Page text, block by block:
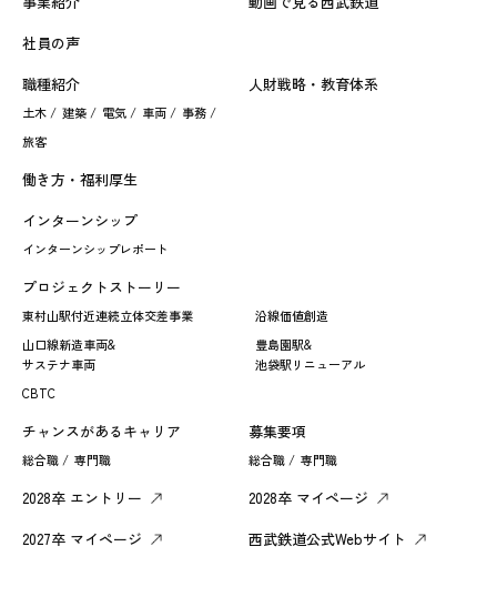
社員の声
職種紹介
土木 / 建築 / 電気 / 車両 / 事務 /
旅客
人財戦略・教育体系
働き方・福利厚生
インターンシップ
インターンシップレポート
プロジェクトストーリー
東村山駅付近連続立体交差事業
沿線価値創造
山口線新造車両&
サステナ車両
豊島園駅&
池袋駅リニューアル
CBTC
チャンスがあるキャリア
総合職 / 専門職
募集要項
総合職 / 専門職
2028卒 エントリー
2028卒 マイページ
2027卒 マイページ
西武鉄道公式Webサイト